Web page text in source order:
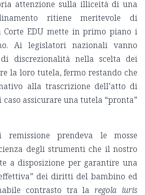
attenzione sulla illiceità di una
ritiene meritevole di
Corte EDU mette in primo piano i
Ai legislatori nazionali vanno
discrezionalità nella scelta dei
la loro tutela, fermo restando che
alla trascrizione dell’atto di
assicurare una tutela “pronta”
remissione prendeva le mosse
degli strumenti che il nostro
a disposizione per garantire una
dei diritti del bambino ed
contrasto tra laregola iuris